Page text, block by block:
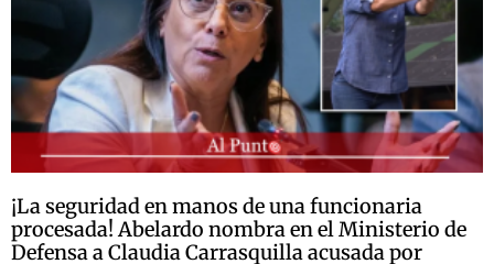
¡La seguridad en manos de una funcionaria
procesada! Abelardo nombra en el Ministerio de
Defensa a Claudia Carrasquilla acusada por